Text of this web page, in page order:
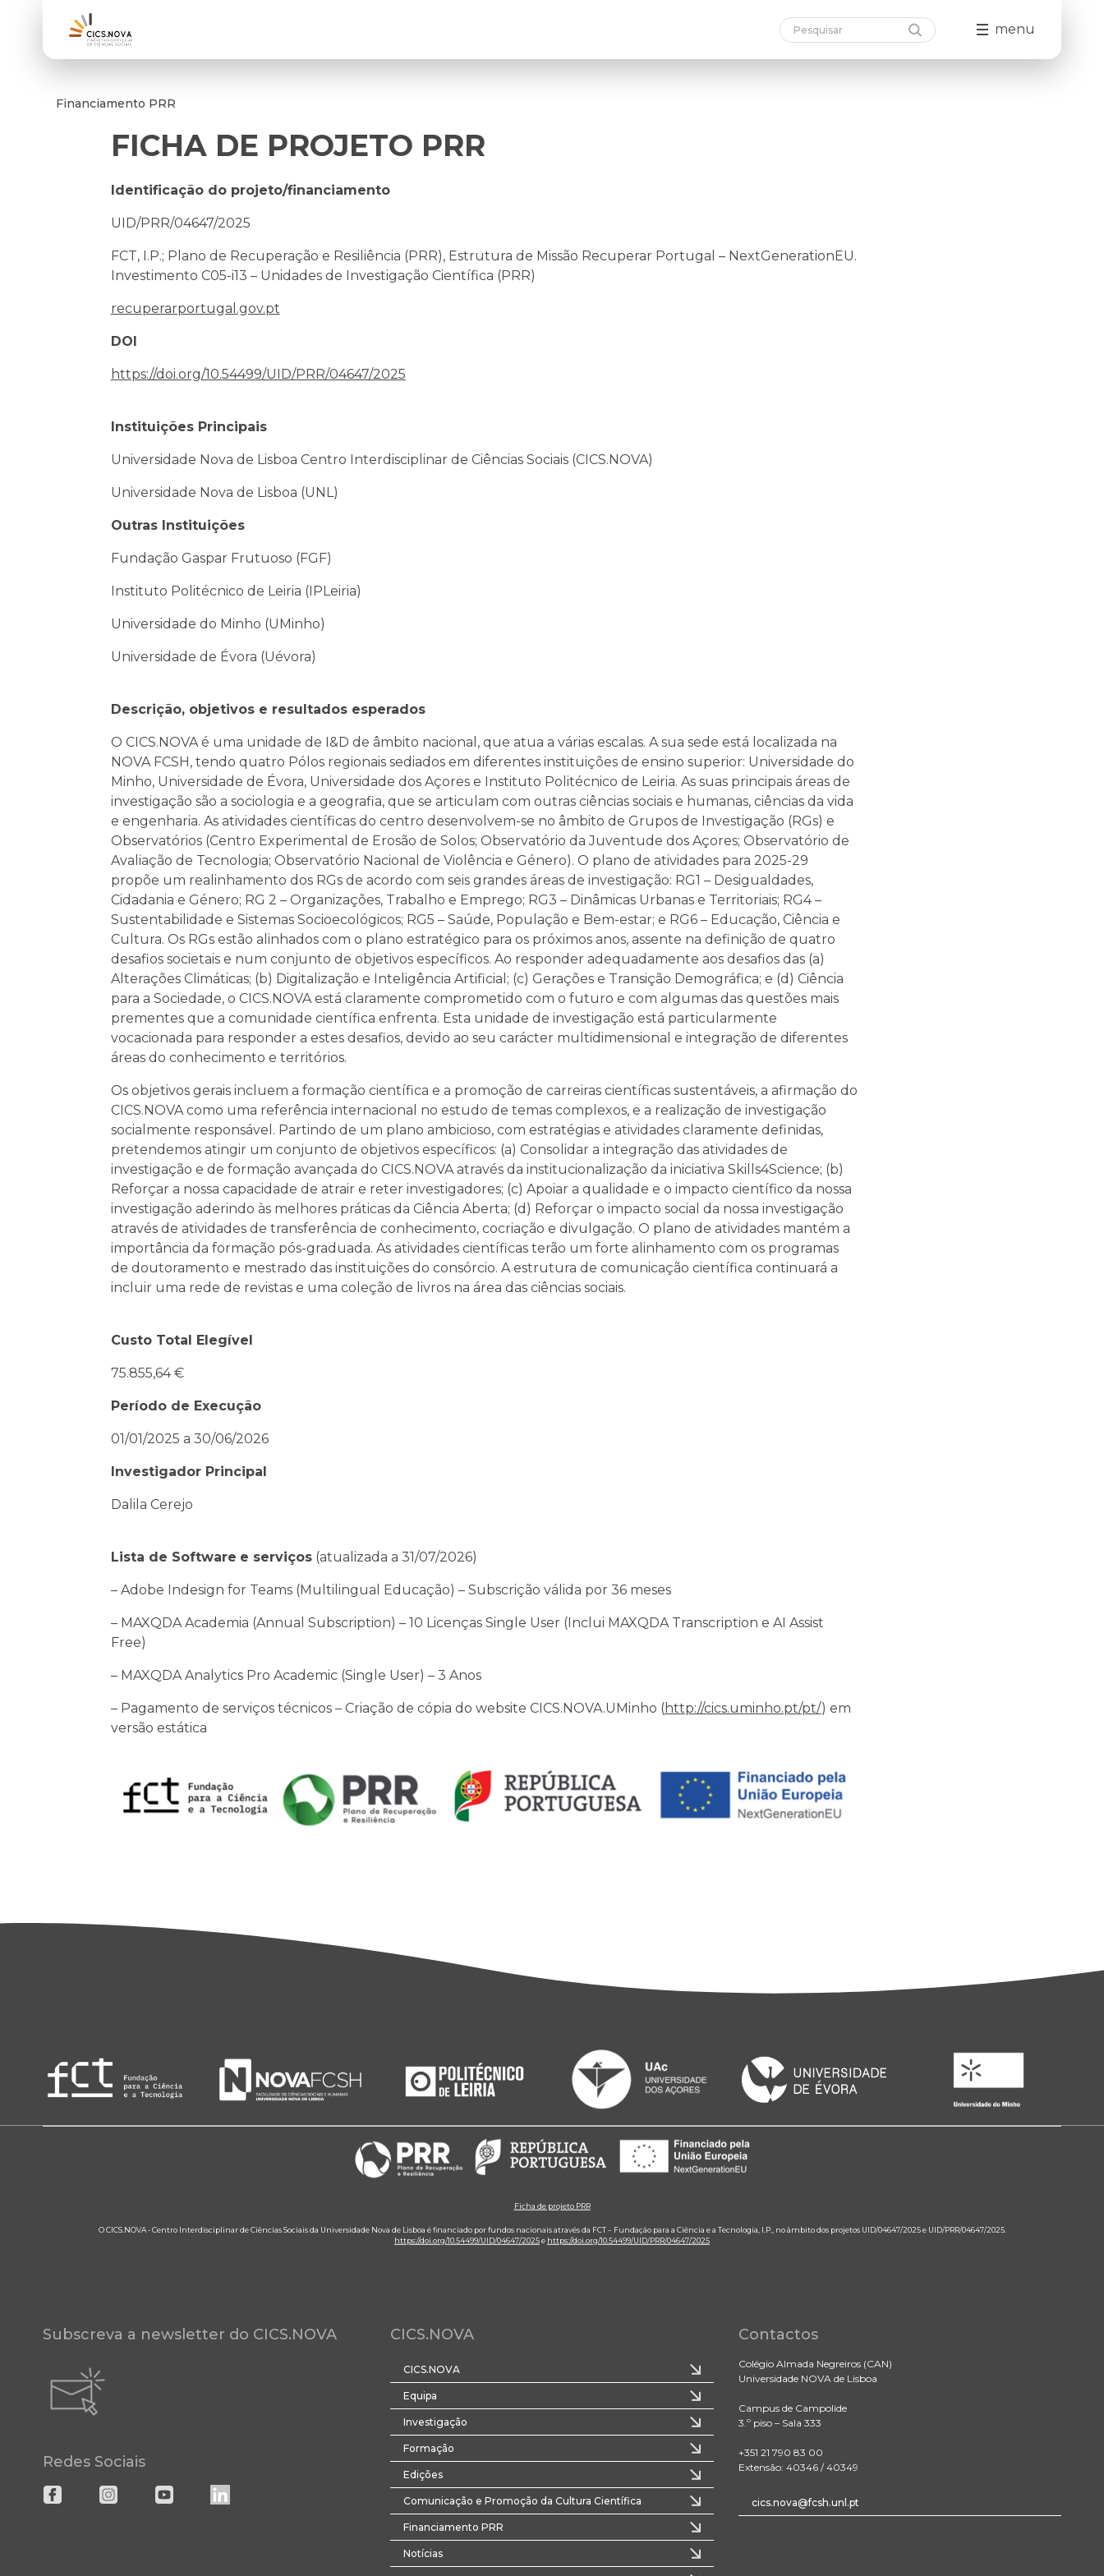
menu
Financiamento PRR
FICHA DE PROJETO PRR
Identificação do projeto/financiamento
UID/PRR/04647/2025
FCT, I.P.; Plano de Recuperação e Resiliência (PRR), Estrutura de Missão Recuperar Portugal – NextGenerationEU.
Investimento C05-i13 – Unidades de Investigação Científica (PRR)
recuperarportugal.gov.pt
DOI
https://doi.org/10.54499/UID/PRR/04647/2025
Instituições Principais
Universidade Nova de Lisboa Centro Interdisciplinar de Ciências Sociais (CICS.NOVA)
Universidade Nova de Lisboa (UNL)
Outras Instituições
Fundação Gaspar Frutuoso (FGF)
Instituto Politécnico de Leiria (IPLeiria)
Universidade do Minho (UMinho)
Universidade de Évora (Uévora)
Descrição, objetivos e resultados esperados
O CICS.NOVA é uma unidade de I&D de âmbito nacional, que atua a várias escalas. A sua sede está localizada na
NOVA FCSH, tendo quatro Pólos regionais sediados em diferentes instituições de ensino superior: Universidade do
Minho, Universidade de Évora, Universidade dos Açores e Instituto Politécnico de Leiria. As suas principais áreas de
investigação são a sociologia e a geografia, que se articulam com outras ciências sociais e humanas, ciências da vida
e engenharia. As atividades científicas do centro desenvolvem-se no âmbito de Grupos de Investigação (RGs) e
Observatórios (Centro Experimental de Erosão de Solos; Observatório da Juventude dos Açores; Observatório de
Avaliação de Tecnologia; Observatório Nacional de Violência e Género). O plano de atividades para 2025-29
propõe um realinhamento dos RGs de acordo com seis grandes áreas de investigação: RG1 – Desigualdades,
Cidadania e Género; RG 2 – Organizações, Trabalho e Emprego; RG3 – Dinâmicas Urbanas e Territoriais; RG4 –
Sustentabilidade e Sistemas Socioecológicos; RG5 – Saúde, População e Bem-estar; e RG6 – Educação, Ciência e
Cultura. Os RGs estão alinhados com o plano estratégico para os próximos anos, assente na definição de quatro
desafios societais e num conjunto de objetivos específicos. Ao responder adequadamente aos desafios das (a)
Alterações Climáticas; (b) Digitalização e Inteligência Artificial; (c) Gerações e Transição Demográfica; e (d) Ciência
para a Sociedade, o CICS.NOVA está claramente comprometido com o futuro e com algumas das questões mais
prementes que a comunidade científica enfrenta. Esta unidade de investigação está particularmente
vocacionada para responder a estes desafios, devido ao seu carácter multidimensional e integração de diferentes
áreas do conhecimento e territórios.
Os objetivos gerais incluem a formação científica e a promoção de carreiras científicas sustentáveis, a afirmação do
CICS.NOVA como uma referência internacional no estudo de temas complexos, e a realização de investigação
socialmente responsável. Partindo de um plano ambicioso, com estratégias e atividades claramente definidas,
pretendemos atingir um conjunto de objetivos específicos: (a) Consolidar a integração das atividades de
investigação e de formação avançada do CICS.NOVA através da institucionalização da iniciativa Skills4Science; (b)
Reforçar a nossa capacidade de atrair e reter investigadores; (c) Apoiar a qualidade e o impacto científico da nossa
investigação aderindo às melhores práticas da Ciência Aberta; (d) Reforçar o impacto social da nossa investigação
através de atividades de transferência de conhecimento, cocriação e divulgação. O plano de atividades mantém a
importância da formação pós-graduada. As atividades científicas terão um forte alinhamento com os programas
de doutoramento e mestrado das instituições do consórcio. A estrutura de comunicação científica continuará a
incluir uma rede de revistas e uma coleção de livros na área das ciências sociais.
Custo Total Elegível
75.855,64 €
Período de Execução
01/01/2025 a 30/06/2026
Investigador Principal
Dalila Cerejo
Lista de Software e serviços(atualizada a 31/07/2026)
– Adobe Indesign for Teams (Multilingual Educação) – Subscrição válida por 36 meses
– MAXQDA Academia (Annual Subscription) – 10 Licenças Single User (Inclui MAXQDA Transcription e AI Assist
Free)
– MAXQDA Analytics Pro Academic (Single User) – 3 Anos
– Pagamento de serviços técnicos – Criação de cópia do website CICS.NOVA.UMinho (http://cics.uminho.pt/pt/) em
versão estática
Ficha de projeto PRR
O CICS.NOVA - Centro Interdisciplinar de Ciências Sociais da Universidade Nova de Lisboa é financiado por fundos nacionais através da FCT – Fundação para a Ciência e a Tecnologia, I.P., no âmbito dos projetos UID/04647/2025 e UID/PRR/04647/2025.
https://doi.org/10.54499/UID/04647/2025e https://doi.org/10.54499/UID/PRR/04647/2025
Subscreva a newsletter do CICS.NOVA
Redes Sociais
CICS.NOVA
CICS.NOVA
Equipa
Investigação
Formação
Edições
Comunicação e Promoção da Cultura Científica
Financiamento PRR
Notícias
Contactos
Colégio Almada Negreiros (CAN)
Universidade NOVA de Lisboa
Campus de Campolide
3.º piso – Sala 333
+351 21 790 83 00
Extensão: 40346 / 40349
cics.nova@fcsh.unl.pt